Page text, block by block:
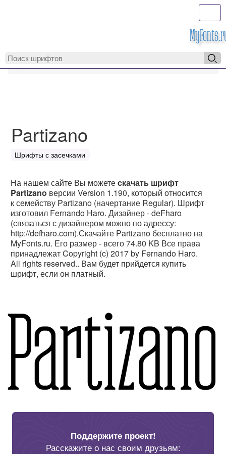
MyFonts.ru
Partizano
Шрифты с засечками
На нашем сайте Вы можетескачать шрифт
Partizano версии Version 1.190, который относится
к семейству Partizano (начертание Regular). Шрифт
изготовил Fernando Haro. Дизайнер - deFharo
(связаться с дизайнером можно по адрессу:
http://defharo.com).Скачайте Partizano бесплатно на
MyFonts.ru. Его размер - всего 74.80 KB Все права
принадлежат Copyright (c) 2017 by Fernando Haro.
All rights reserved.. Вам будет прийдется купить
шрифт, если он платный.
Поддержите проект!
Расскажите о нас своим друзьям: